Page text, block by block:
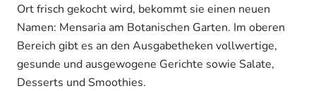
Ort frisch gekocht wird, bekommt sie einen neuen
Namen: Mensaria am Botanischen Garten. Im oberen
Bereich gibt es an den Ausgabetheken vollwertige,
gesunde und ausgewogene Gerichte sowie Salate,
Desserts und Smoothies.